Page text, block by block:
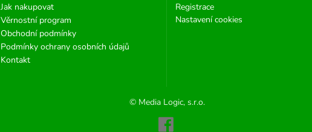
Jak nakupovat
Věrnostní program
Obchodní podmínky
Podmínky ochrany osobních údajů
Kontakt
Registrace
Nastavení cookies
© Media Logic, s.r.o.